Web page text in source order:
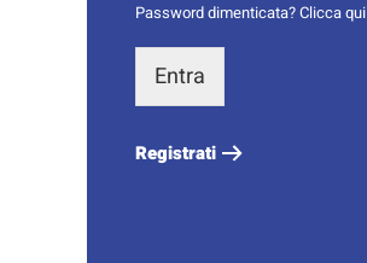
Password dimenticata?Clicca qui
Entra
Registrati